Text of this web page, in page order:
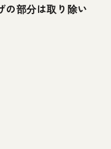
の部分は取り除い